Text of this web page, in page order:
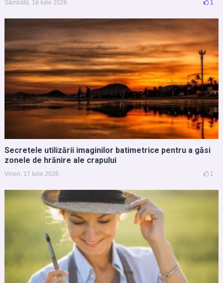
Sâmbătă, 18 Iulie 2026 1
Secretele utilizării imaginilor batimetrice pentru a găsi
zonele de hrănire ale crapului
Vineri, 17 Iulie 2026 1